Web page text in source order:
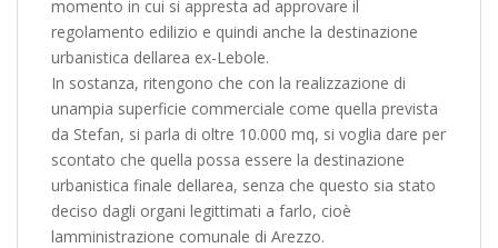
momento in cui si appresta ad approvare il
regolamento edilizio e quindi anche la destinazione
urbanistica dellarea ex-Lebole.
In sostanza, ritengono che con la realizzazione di
unampia superficie commerciale come quella prevista
da Stefan, si parla di oltre 10.000 mq, si voglia dare per
scontato che quella possa essere la destinazione
urbanistica finale dellarea, senza che questo sia stato
deciso dagli organi legittimati a farlo, cioè
lamministrazione comunale di Arezzo.